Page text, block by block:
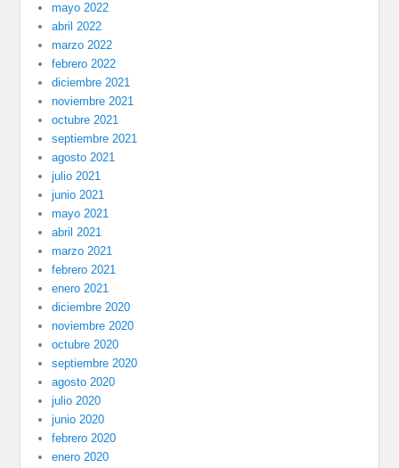
mayo 2022
abril 2022
marzo 2022
febrero 2022
diciembre 2021
noviembre 2021
octubre 2021
septiembre 2021
agosto 2021
julio 2021
junio 2021
mayo 2021
abril 2021
marzo 2021
febrero 2021
enero 2021
diciembre 2020
noviembre 2020
octubre 2020
septiembre 2020
agosto 2020
julio 2020
junio 2020
febrero 2020
enero 2020